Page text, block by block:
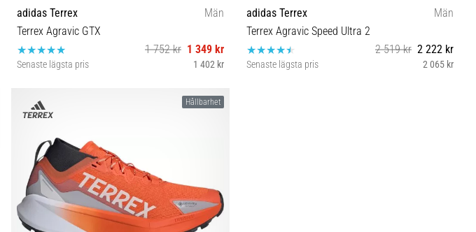
adidas Terrex
Män
Terrex Agravic GTX
1 752 kr 1 349 kr
Senaste lägsta pris 1 402 kr
41⅓ 42 42⅔ 43⅓ 44 44⅔ 45⅓ 46⅔
adidas Terrex
Män
Terrex Agravic Speed Ultra 2
2 519 kr 2 222 kr
Senaste lägsta pris 2 065 kr
Hållbarhet